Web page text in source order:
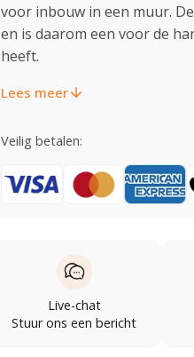
voor inbouw in een muur.
en is daarom een voor de
heeft.
Lees meer
Veilig betalen:
Live-chat
Stuur ons een bericht